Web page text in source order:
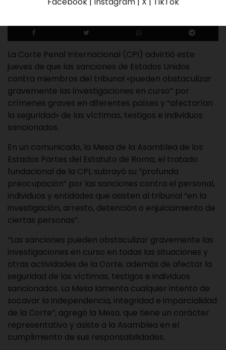
La Corte Penal Internacional (CPI) advirtió este
jueves de que las sanciones de Estados Unidos
contra miembros del tribunal «pueden obstaculizar
gravemente las investigaciones en curso” por
crímenes graves en diferentes países y “afectarían
la seguridad» de las víctimas, testigos e individuos
sancionados.
En un comunicado, la Mesa de la Asamblea de los
Estados Partes del Estatuto de Roma, el tratado
fundacional de la CPI, subrayó su “profunda
preocupación” por las sanciones contra el personal,
individuos y entidades que asisten al tribunal “en la
investigación, arresto, detención o enjuiciamiento de
ciertas personas”.
“Las sanciones pueden obstaculizar gravemente las
investigaciones en curso en todas las situaciones y
otras actividades de la Corte, además de afectar la
seguridad de las víctimas, testigos e individuos
sancionados. La Mesa lamenta cualquier intento de
socavar la independencia, integridad e imparcialidad
de la Corte”, agregó la Mesa, que tiene un carácter
representativo y asiste a la Asamblea en el
cumplimiento de sus responsabilidades.